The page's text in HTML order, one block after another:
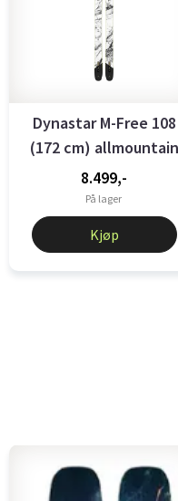
Dynastar M-Free 108
(172 cm) allmountain
ski ...
8.499,-
På lager
Kjøp